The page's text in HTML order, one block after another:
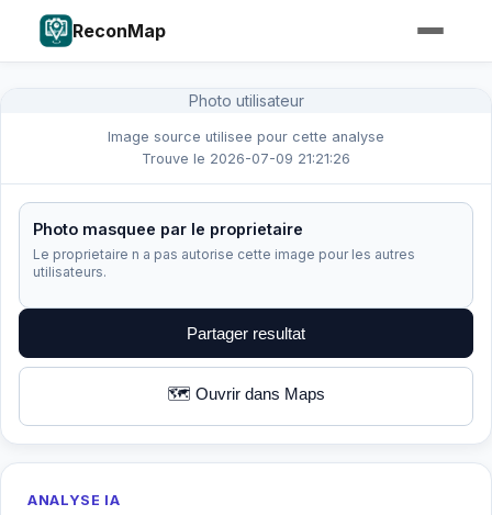
ReconMap
Photo utilisateur
Image source utilisee pour cette analyse
Trouve le 2026-07-09 21:21:26
Photo masquee par le proprietaire
Le proprietaire n a pas autorise cette image pour les autres
utilisateurs.
Partager resultat
🗺️ Ouvrir dans Maps
ANALYSE IA